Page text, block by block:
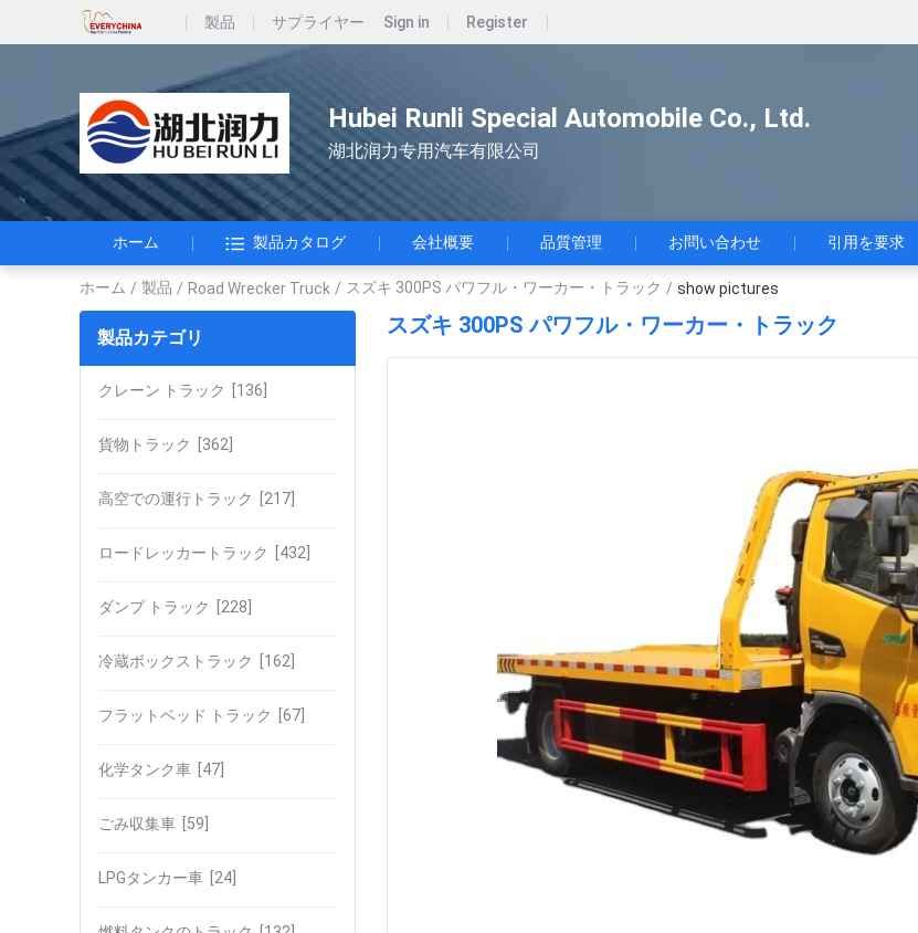
製品 サプライヤー Sign in Register
Hubei Runli Special Automobile Co., Ltd.
湖北润力专用汽车有限公司
ホーム 製品カタログ 会社概要 品質管理 お問い合わせ 引用を要求
ホーム / 製品 / Road Wrecker Truck / スズキ 300PS パワフル・ワーカー・トラック / show pictures
製品カテゴリ
クレーン トラック [136]
貨物トラック [362]
高空での運行トラック [217]
ロードレッカートラック [432]
ダンプ トラック [228]
冷蔵ボックストラック [162]
フラットベッド トラック [67]
化学タンク車 [47]
ごみ収集車 [59]
LPGタンカー車 [24]
スズキ 300PS パワフル・ワーカー・トラック